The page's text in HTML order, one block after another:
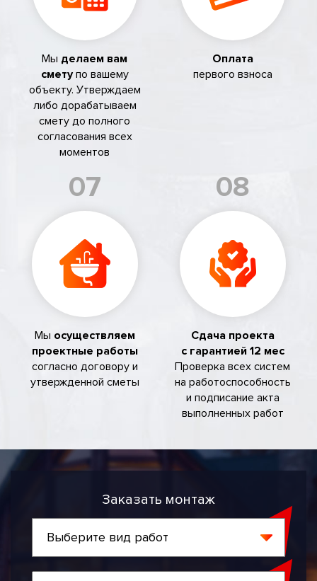
Мы делаем вам
сметупо вашему
объекту. Утверждаем
либо дорабатываем
смету до полного
согласования всех
моментов
Оплата
первого взноса
07
Мы осуществляем
проектные работы
согласно договору и
утвержденной сметы
08
Сдача проекта
с гарантией 12 мес
Проверка всех систем
на работоспособность
и подписание акта
выполненных работ
Заказать монтаж